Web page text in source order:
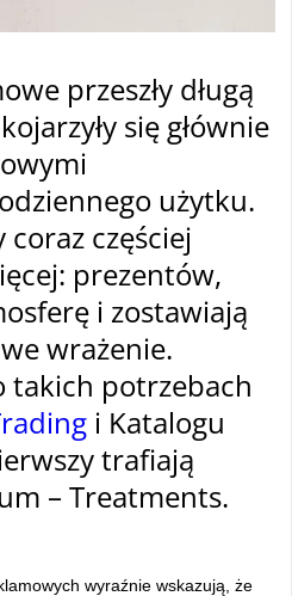
przeszły długą
się głównie
użytku.
częściej
prezentów,
i zostawiają
wrażenie.
takich potrzebach
i Katalogu
trafiają
– Treatments.
wyraźnie wskazują, że